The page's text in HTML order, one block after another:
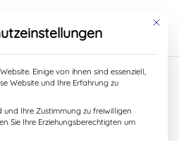
und Tiefseezauber
Mit
Einige von ihnen sind essenziell,
Website und Ihre Erfahrung zu
und Ihre Zustimmung zu freiwilligen
Sie Ihre Erziehungsberechtigten um